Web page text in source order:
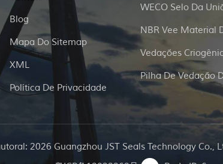
Blog
Mapa Do Sitemap
XML
Política De Privacidade
Vedações
2026 Guangzhou JST Seals Technology Co.,